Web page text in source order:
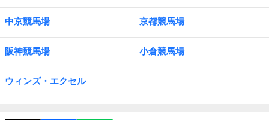
中京競馬場 京都競馬場
阪神競馬場 小倉競馬場
ウィンズ・エクセル